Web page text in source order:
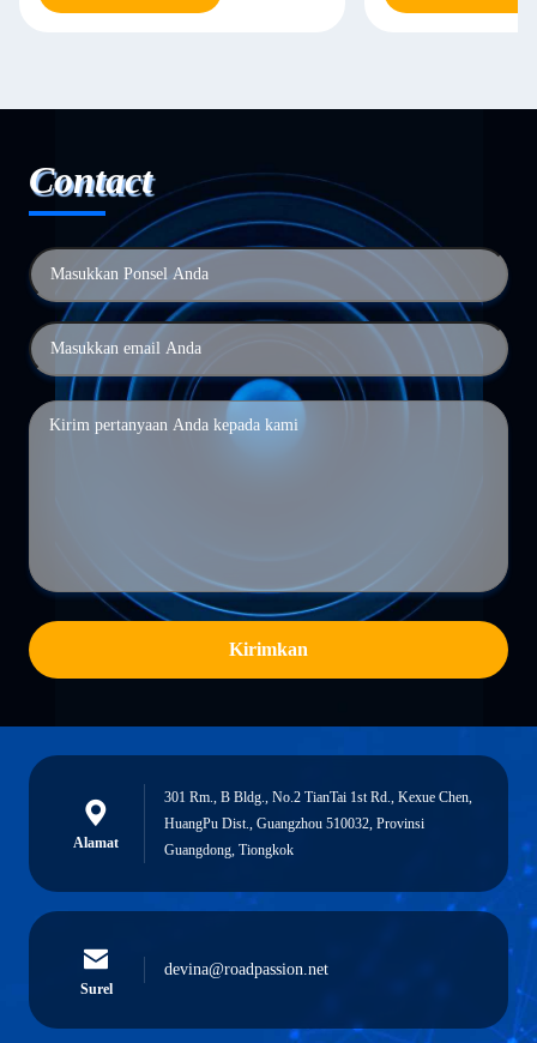
Contact
Kirimkan
Alamat
301 Rm., B Bldg., No.2 TianTai 1st Rd., Kexue Chen,
HuangPu Dist., Guangzhou 510032, Provinsi
Guangdong, Tiongkok
Surel
devina@roadpassion.net